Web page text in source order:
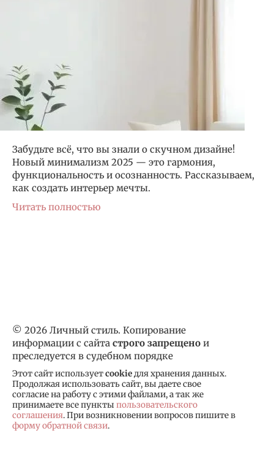
Забудьте всё, что вы знали о скучном дизайне!
Новый минимализм 2025 — это гармония,
функциональность и осознанность. Рассказываем,
как создать интерьер мечты.
Читать полностью
© 2026 Личный стиль. Копирование
информации с сайта строго запрещено и
преследуется в судебном порядке
Этот сайт используетcookieдля хранения данных.
Продолжая использовать сайт, вы даете свое
согласие на работу с этими файлами, а так же
принимаете все пункты пользовательского
соглашения. При возникновении вопросов пишите в
форму обратной связи.